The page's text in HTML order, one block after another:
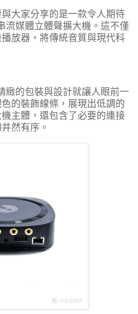
大家分享的是一款令人期待
流媒體立體聲擴大機。這不僅
放器，將傳統音質與現代科
緻的包裝與設計就讓人眼前一
的裝飾線條，展現出低調的
主體，還包含了必要的連接
然有序。